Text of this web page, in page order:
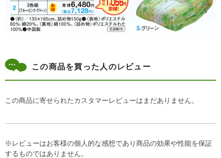
この商品を買った人のレビュー
この商品に寄せられたカスタマーレビューはまだありません。
※レビューはお客様の個人的な感想であり商品の効果や性能を保証
するものではありません。